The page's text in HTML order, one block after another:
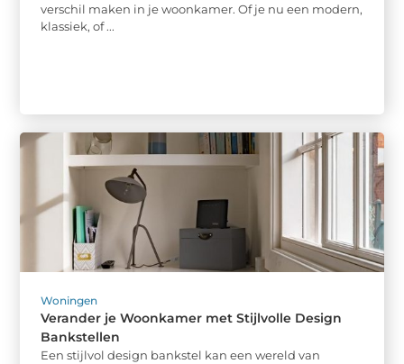
verschil maken in je woonkamer. Of je nu een modern,
klassiek, of ...
Woningen
Verander je Woonkamer met Stijlvolle Design
Bankstellen
Een stijlvol design bankstel kan een wereld van